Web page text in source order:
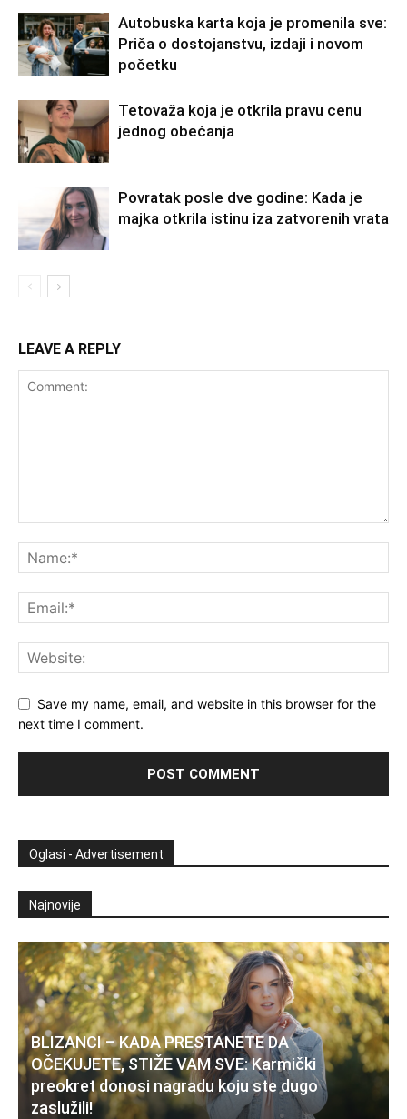
Autobuska karta koja je promenila sve:
Priča o dostojanstvu, izdaji i novom
početku
Tetovaža koja je otkrila pravu cenu
jednog obećanja
Povratak posle dve godine: Kada je
majka otkrila istinu iza zatvorenih vrata
LEAVE A REPLY
Save my name, email, and website in this browser for the
next time I comment.
Oglasi - Advertisement
Najnovije
BLIZANCI – KADA PRESTANETE DA
OČEKUJETE, STIŽE VAM SVE: Karmički
preokret donosi nagradu koju ste dugo
zaslužili!